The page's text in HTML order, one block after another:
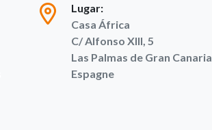
Lugar:
Casa África
C/ Alfonso XIII, 5
Las Palmas de Gran Canaria
Espagne